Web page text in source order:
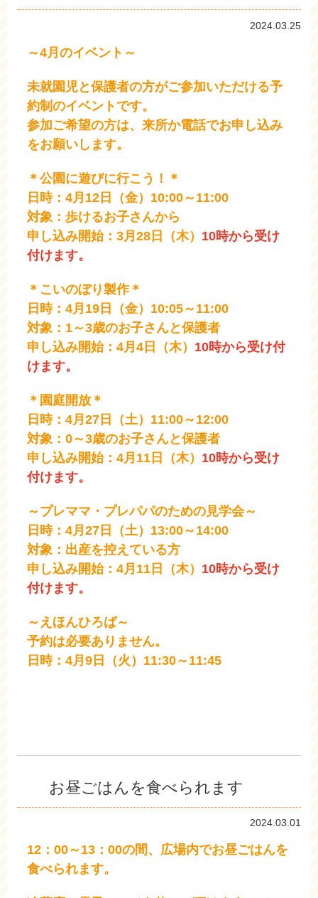
2024.03.25
～4月のイベント～
未就園児と保護者の方がご参加いただける予
約制のイベントです。
参加ご希望の方は、来所か電話でお申し込み
をお願いします。
＊公園に遊びに行こう！＊
日時：4月12日（金）10:00～11:00
対象：歩けるお子さんから
申し込み開始：3月28日（木） 10時から受け
付けます。
＊こいのぼり製作＊
日時：4月19日（金）10:05～11:00
対象：1～3歳のお子さんと保護者
申し込み開始：4月4日（木） 10時から受け付
けます。
＊園庭開放＊
日時：4月27日（土）11:00～12:00
対象：0～3歳のお子さんと保護者
申し込み開始：4月11日（木） 10時から受け
付けます。
～プレママ・プレパパのための見学会～
日時：4月27日（土）13:00～14:00
対象：出産を控えている方
申し込み開始：4月11日（木） 10時から受け
付けます。
～えほんひろば～
予約は必要ありません。
日時：4月9日（火）11:30～11:45
お昼ごはんを食べられます
2024.03.01
12：00～13：00の間、広場内でお昼ごはんを
食べられます。